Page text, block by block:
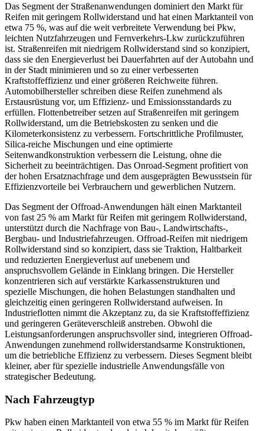
Das Segment der Straßenanwendungen dominiert den Markt für
Reifen mit geringem Rollwiderstand und hat einen Marktanteil von
etwa 75 %, was auf die weit verbreitete Verwendung bei Pkw,
leichten Nutzfahrzeugen und Fernverkehrs-Lkw zurückzuführen
ist. Straßenreifen mit niedrigem Rollwiderstand sind so konzipiert,
dass sie den Energieverlust bei Dauerfahrten auf der Autobahn und
in der Stadt minimieren und so zu einer verbesserten
Kraftstoffeffizienz und einer größeren Reichweite führen.
Automobilhersteller schreiben diese Reifen zunehmend als
Erstausrüstung vor, um Effizienz- und Emissionsstandards zu
erfüllen. Flottenbetreiber setzen auf Straßenreifen mit geringem
Rollwiderstand, um die Betriebskosten zu senken und die
Kilometerkonsistenz zu verbessern. Fortschrittliche Profilmuster,
Silica-reiche Mischungen und eine optimierte
Seitenwandkonstruktion verbessern die Leistung, ohne die
Sicherheit zu beeinträchtigen. Das Onroad-Segment profitiert von
der hohen Ersatznachfrage und dem ausgeprägten Bewusstsein für
Effizienzvorteile bei Verbrauchern und gewerblichen Nutzern.
Das Segment der Offroad-Anwendungen hält einen Marktanteil
von fast 25 % am Markt für Reifen mit geringem Rollwiderstand,
unterstützt durch die Nachfrage von Bau-, Landwirtschafts-,
Bergbau- und Industriefahrzeugen. Offroad-Reifen mit niedrigem
Rollwiderstand sind so konzipiert, dass sie Traktion, Haltbarkeit
und reduzierten Energieverlust auf unebenem und
anspruchsvollem Gelände in Einklang bringen. Die Hersteller
konzentrieren sich auf verstärkte Karkassenstrukturen und
spezielle Mischungen, die hohen Belastungen standhalten und
gleichzeitig einen geringeren Rollwiderstand aufweisen. In
Industrieflotten nimmt die Akzeptanz zu, da sie Kraftstoffeffizienz
und geringeren Geräteverschleiß anstreben. Obwohl die
Leistungsanforderungen anspruchsvoller sind, integrieren Offroad-
Anwendungen zunehmend rollwiderstandsarme Konstruktionen,
um die betriebliche Effizienz zu verbessern. Dieses Segment bleibt
kleiner, aber für spezielle industrielle Anwendungsfälle von
strategischer Bedeutung.
Nach Fahrzeugtyp
Pkw haben einen Marktanteil von etwa 55 % im Markt für Reifen